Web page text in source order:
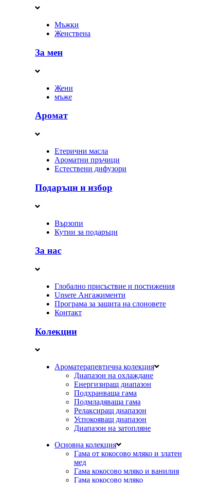
Мъжки
Женствена
За мен
Жени
мъже
Аромат
Етерични масла
Ароматни пръчици
Естествени дифузори
Подаръци и избор
Вързопи
Кутии за подаръци
За нас
Глобално присъствие и постижения
Unsere Ангажименти
Програма за защита на слоновете
Контакт
Колекции
Ароматерапевтична колекция
Диапазон на охлаждане
Енергизиращ диапазон
Подхранваща гама
Подмладяваща гама
Релаксиращ диапазон
Успокояващ диапазон
Диапазон на затопляне
Основна колекция
Гама от кокосово мляко и златен
мед
Гама кокосово мляко и ванилия
Гама кокосово мляко